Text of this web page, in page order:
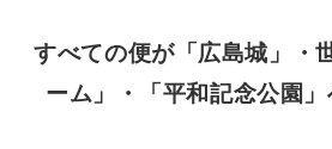
すべての便が「広島城」・
ーム」・「平和記念公園」